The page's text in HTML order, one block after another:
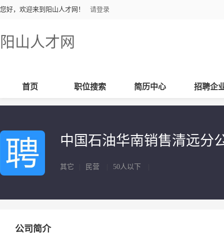
您好，欢迎来到阳山人才网！ 请登录
阳山人才网
首页 职位搜索 简历中心 招聘企
中国石油华南销售清远分
其它 民营 50人以下
公司简介